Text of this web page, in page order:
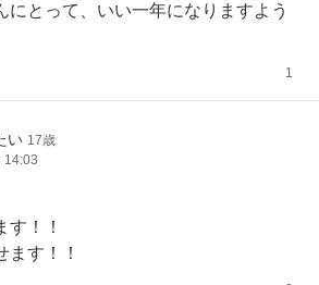
にとって、いい一年になりますよう
1
い 17歳
14:03
す！！
ます！！